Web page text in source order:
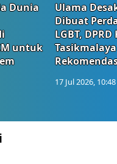
Dunia
untuk
Ulama
Dibuat
LGBT,
17 Jul 2026,